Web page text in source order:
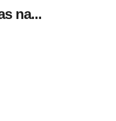
na...